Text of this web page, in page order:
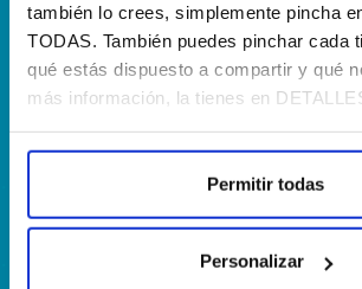
también lo crees, simplemente pincha
TODAS. También puedes pinchar cada
qué estás dispuesto a compartir y qué
más información, la tienes en
Permitir todas
Personalizar
¿Hablamos?!
(+34) 910 40 46 33
¿Dónde estamos?